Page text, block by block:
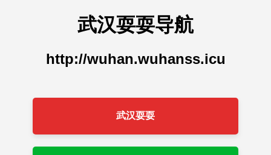
武汉耍耍导航
http://wuhan.wuhanss.icu
武汉耍耍